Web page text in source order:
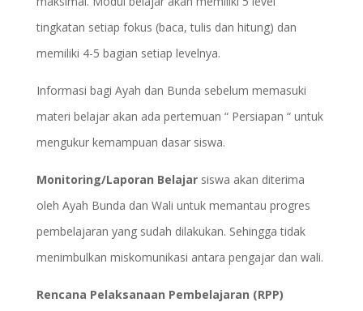
tingkatan setiap fokus (baca, tulis dan hitung) dan
memiliki 4-5 bagian setiap levelnya.
Informasi bagi Ayah dan Bunda sebelum memasuki
materi belajar akan ada pertemuan “ Persiapan “ untuk
mengukur kemampuan dasar siswa.
Monitoring/Laporan Belajarsiswa akan diterima
oleh Ayah Bunda dan Wali untuk memantau progres
pembelajaran yang sudah dilakukan. Sehingga tidak
menimbulkan miskomunikasi antara pengajar dan wali.
Rencana Pelaksanaan Pembelajaran (RPP)